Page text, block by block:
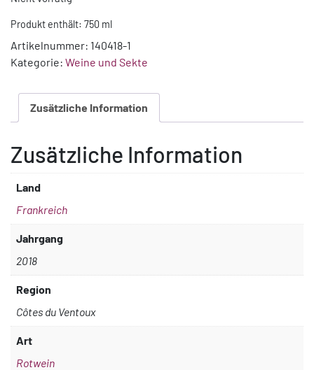
Produkt enthält: 750 ml
Artikelnummer: 140418-1
Kategorie: Weine und Sekte
Zusätzliche Information
Zusätzliche Information
Land
Frankreich
Jahrgang
2018
Region
Côtes du Ventoux
Art
Rotwein